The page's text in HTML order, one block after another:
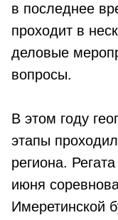
в последнее
проходит в
деловые
вопросы.
В этом году
этапы
региона.
июня
Имеретинской